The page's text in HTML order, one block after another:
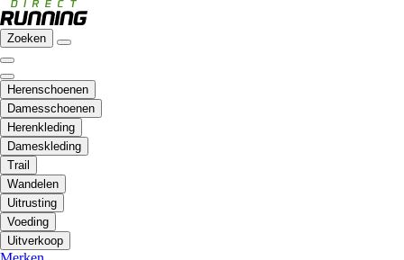
Zoeken
Herenschoenen
Damesschoenen
Herenkleding
Dameskleding
Trail
Wandelen
Uitrusting
Voeding
Uitverkoop